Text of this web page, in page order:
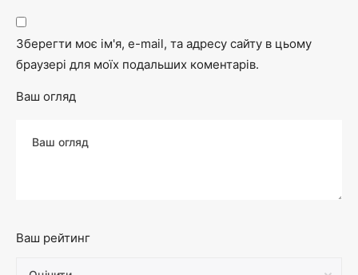
Зберегти моє ім'я, e-mail, та адресу сайту в цьому
браузері для моїх подальших коментарів.
Ваш огляд
Ваш рейтинг